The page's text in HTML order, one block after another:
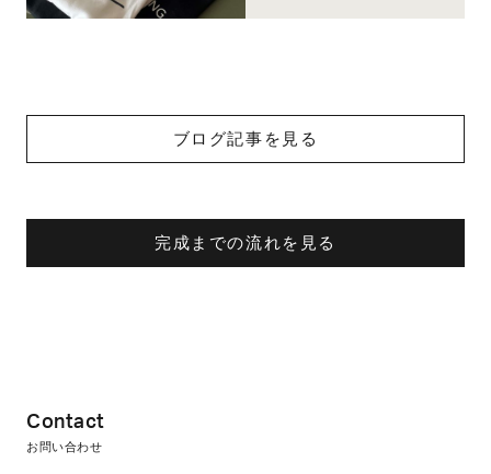
ブログ記事を見る
完成までの流れを見る
Contact
お問い合わせ